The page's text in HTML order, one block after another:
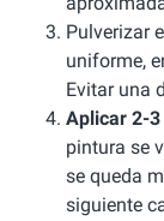
Pulverizar
uniforme,
Evitar una
Aplicar 2-3
pintura se
se queda
siguiente